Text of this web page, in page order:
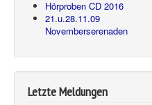
Hörproben CD 2016
21.u.28.11.09
Novemberserenaden
Letzte Meldungen